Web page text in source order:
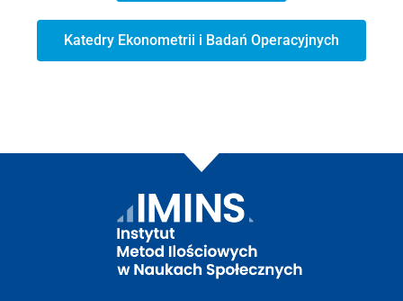
Katedry Ekonometrii i Badań Operacyjnych